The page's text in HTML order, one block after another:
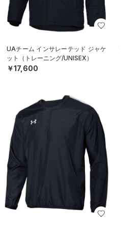
UAチーム インサレーテッド ジャケ
ット（トレーニング/UNISEX）
￥17,600